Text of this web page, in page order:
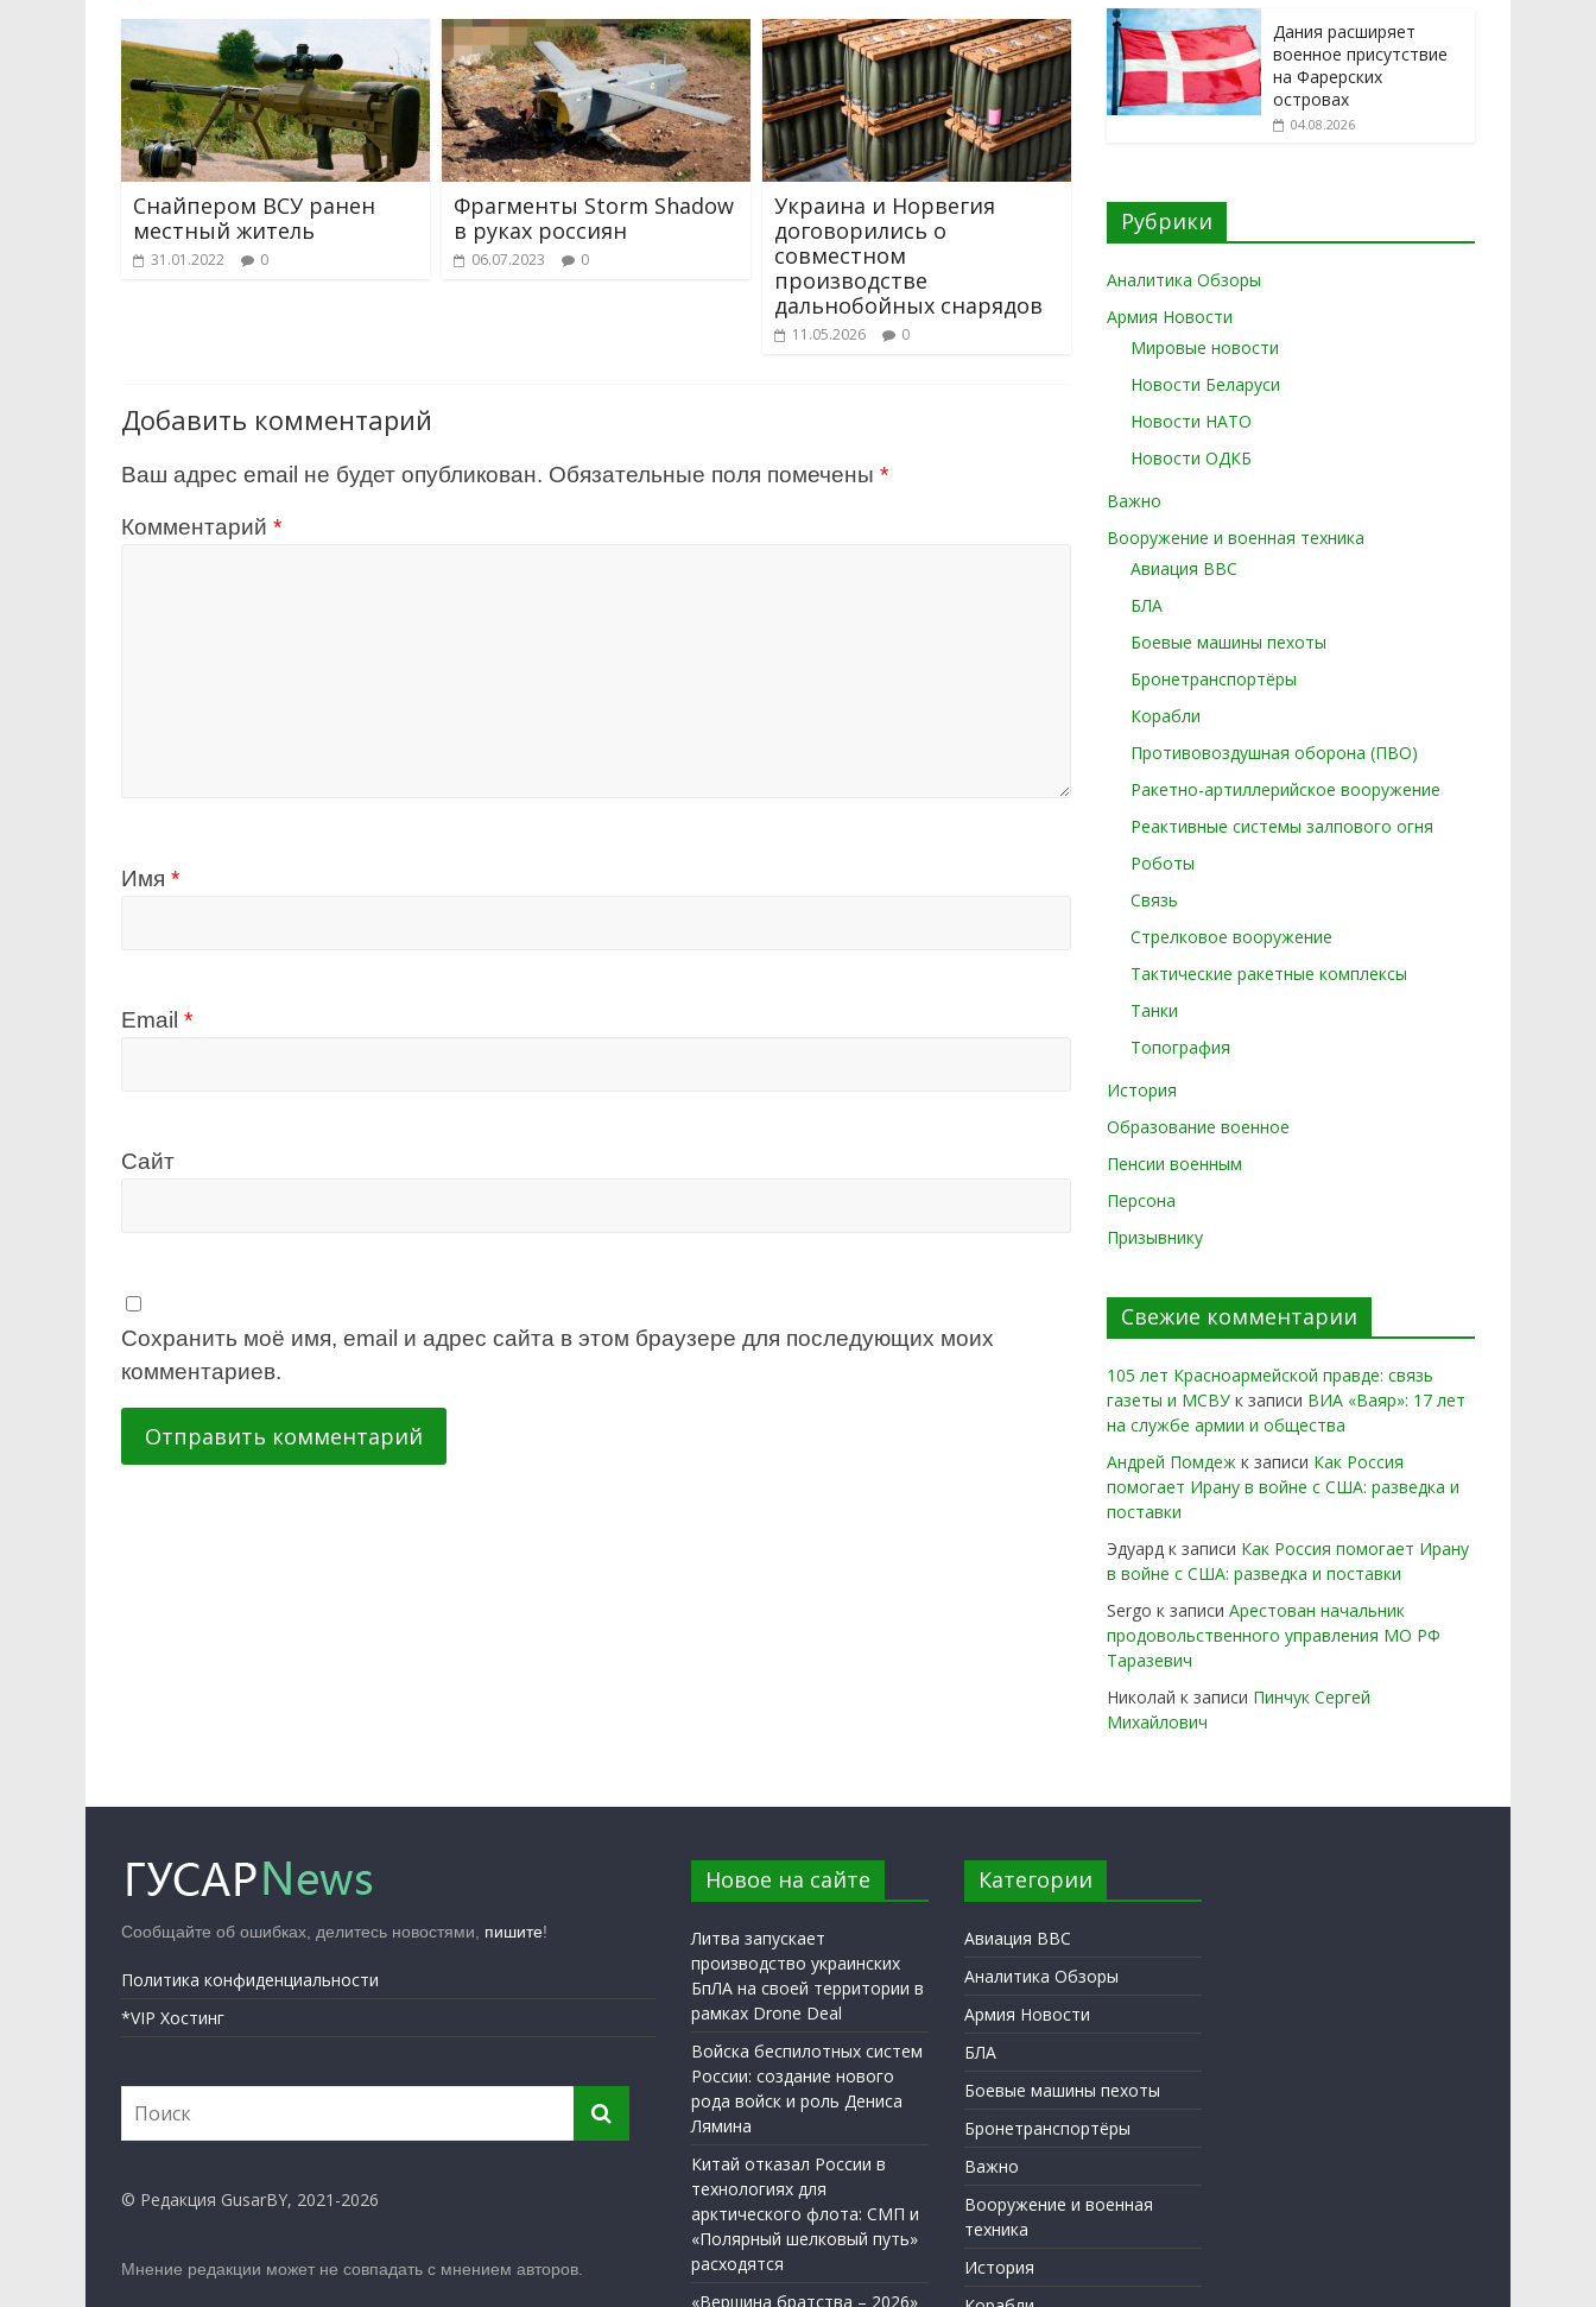
Снайпером ВСУ ранен
местный житель
31.01.2022 0
Фрагменты Storm Shadow
в руках россиян
06.07.2023 0
Украина и Норвегия
договорились о
совместном
производстве
дальнобойных снарядов
11.05.2026 0
Добавить комментарий
Ваш адрес email не будет опубликован. Обязательные поля помечены *
Комментарий *
Имя *
Email *
Сайт
Сохранить моё имя, email и адрес сайта в этом браузере для последующих моих
комментариев.
Дания расширяет
военное присутствие
на Фарерских
островах
04.08.2026
Рубрики
Аналитика Обзоры
Армия Новости
Мировые новости
Новости Беларуси
Новости НАТО
Новости ОДКБ
Важно
Вооружение и военная техника
Авиация ВВС
БЛА
Боевые машины пехоты
Бронетранспортёры
Корабли
Противовоздушная оборона (ПВО)
Ракетно-артиллерийское вооружение
Реактивные системы залпового огня
Роботы
Связь
Стрелковое вооружение
Тактические ракетные комплексы
Танки
Топография
История
Образование военное
Пенсии военным
Персона
Призывнику
Свежие комментарии
105 лет Красноармейской правде: связь
газеты и МСВУ к записи ВИА «Ваяр»: 17 лет
на службе армии и общества
Андрей Помдеж к записи Как Россия
помогает Ирану в войне с США: разведка и
поставки
Эдуард к записи Как Россия помогает Ирану
в войне с США: разведка и поставки
Sergo к записи Арестован начальник
продовольственного управления МО РФ
Таразевич
Николай к записи Пинчук Сергей
Михайлович
Сообщайте об ошибках, делитесь новостями, пишите!
Политика конфиденциальности
*VIP Хостинг
© Редакция GusarBY, 2021-2026
Мнение редакции может не совпадать с мнением авторов.
Новое на сайте
Литва запускает
производство украинских
БпЛА на своей территории в
рамках Drone Deal
Войска беспилотных систем
России: создание нового
рода войск и роль Дениса
Лямина
Китай отказал России в
технологиях для
арктического флота: СМП и
«Полярный шелковый путь»
расходятся
«Вершина братства – 2026»
Категории
Авиация ВВС
Аналитика Обзоры
Армия Новости
БЛА
Боевые машины пехоты
Бронетранспортёры
Важно
Вооружение и военная
техника
История